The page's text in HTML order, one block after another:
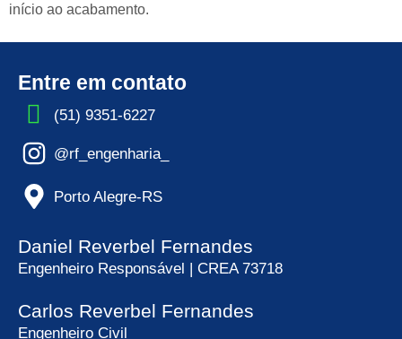
início ao acabamento.
Entre em contato
(51) 9351-6227
@rf_engenharia_
Porto Alegre-RS
Daniel Reverbel Fernandes
Engenheiro Responsável | CREA 73718
Carlos Reverbel Fernandes
Engenheiro Civil